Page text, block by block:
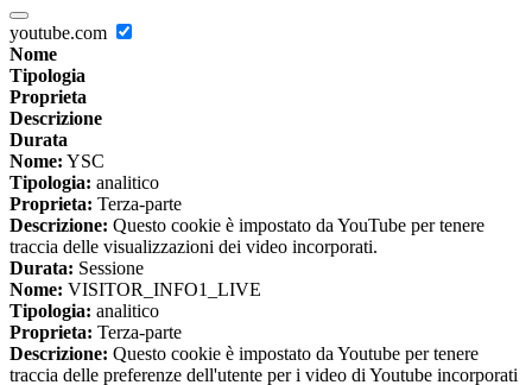
youtube.com
Nome
Tipologia
Proprieta
Descrizione
Durata
Nome: YSC
Tipologia: analitico
Proprieta: Terza-parte
Descrizione: Questo cookie è impostato da YouTube per tenere
traccia delle visualizzazioni dei video incorporati.
Durata: Sessione
Nome: VISITOR_INFO1_LIVE
Tipologia: analitico
Proprieta: Terza-parte
Descrizione: Questo cookie è impostato da Youtube per tenere
traccia delle preferenze dell'utente per i video di Youtube incorporati